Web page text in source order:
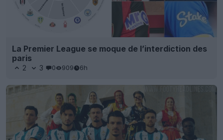
La Premier League se moque de l’interdiction des
paris
2 3 0 909 6h